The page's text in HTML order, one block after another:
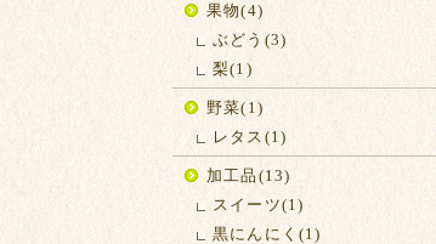
果物(4)
ぶどう(3)
梨(1)
野菜(1)
レタス(1)
加工品(13)
スイーツ(1)
黒にんにく(1)